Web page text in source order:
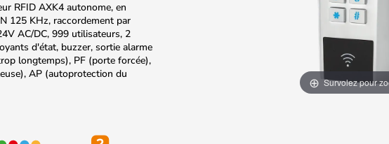
RFID AXK4 autonome, en
125 KHz, raccordement par
AC/DC, 999 utilisateurs, 2
d'état, buzzer, sortie alarme
longtemps), PF (porte forcée),
AP (autoprotection du
Survolez pour